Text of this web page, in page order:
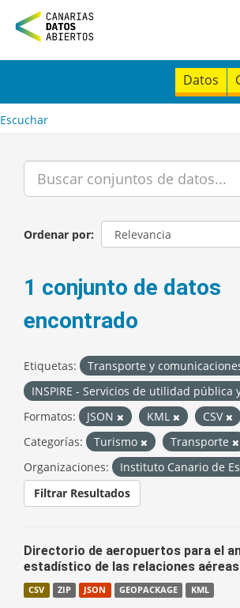
n
t
Datos
Escuchar
Ordenar por
1 conjunto de datos
encontrado
Etiquetas:
Transporte y
INSPIRE - Servicios de utilidad pública
Formatos:
JSON KML CSV
Categorías:
Turismo
Transporte
Organizaciones:
Instituto Canario de
Filtrar Resultados
Directorio de aeropuertos para el
estadístico de las relaciones
CSV ZIP JSON GEOPACKAGE KML